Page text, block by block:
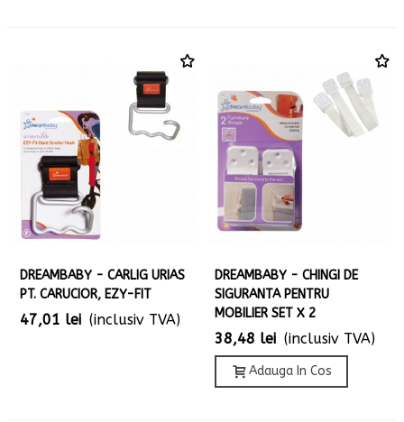
DREAMBABY - CARLIG URIAS
PT. CARUCIOR, EZY-FIT
47,01 lei (inclusiv TVA)
DREAMBABY - CHINGI DE
SIGURANTA PENTRU
MOBILIER SET X 2
38,48 lei (inclusiv TVA)
Adauga In Cos